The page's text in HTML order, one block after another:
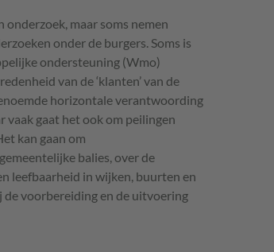
maar soms nemen
onder de burgers. Soms is
ondersteuning (Wmo)
van de ‘klanten’ van de
horizontale verantwoording
vaak gaat het ook om peilingen
kan gaan om
balies, over de
leefbaarheid in wijken, buurten en
voorbereiding en de uitvoering